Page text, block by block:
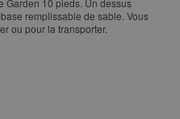
Garden 10 pieds. Un dessus
remplissable de sable. Vous
ou pour la transporter.